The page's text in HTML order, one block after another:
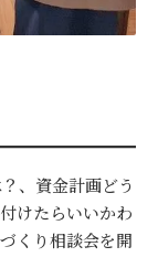
、資金計画どう
けたらいいかわ
くり相談会を開